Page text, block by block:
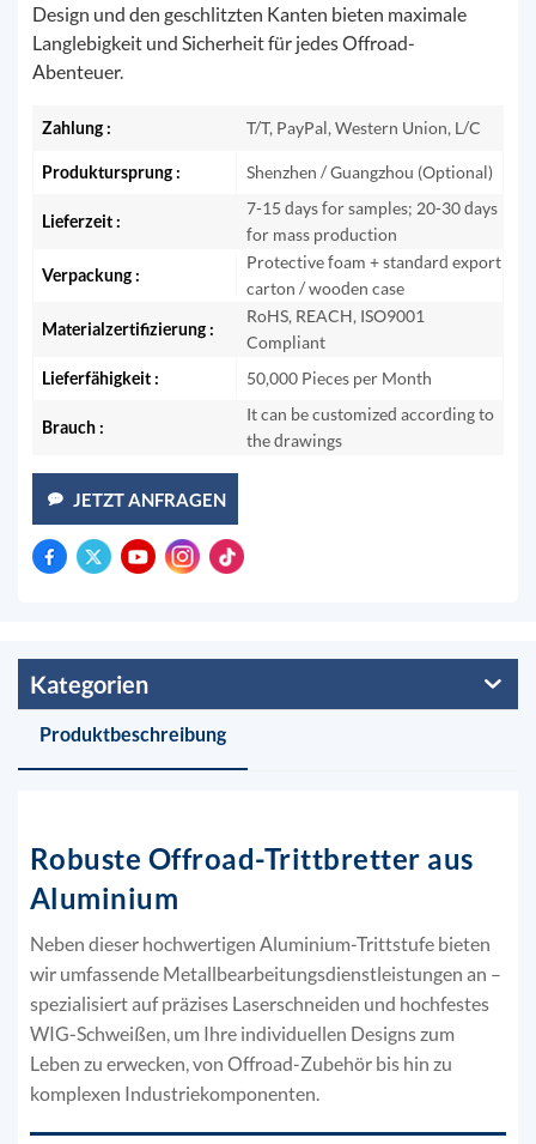
Design und den geschlitzten Kanten bieten maximale
Langlebigkeit und Sicherheit für jedes Offroad-
Abenteuer.
Zahlung : T/T, PayPal, Western Union, L/C
Produktursprung : Shenzhen / Guangzhou (Optional)
Lieferzeit :
7-15 days for samples; 20-30 days
for mass production
Verpackung :
Protective foam + standard export
carton / wooden case
Materialzertifizierung :
RoHS, REACH, ISO9001
Compliant
Lieferfähigkeit :
50,000 Pieces per Month
Brauch :
It can be customized according to
the drawings
JETZT ANFRAGEN
Kategorien
Produktbeschreibung
Robuste Offroad-Trittbretter aus
Aluminium
Neben dieser hochwertigen Aluminium-Trittstufe bieten
wir umfassende Metallbearbeitungsdienstleistungen an –
spezialisiert auf präzises Laserschneiden und hochfestes
WIG-Schweißen, um Ihre individuellen Designs zum
Leben zu erwecken, von Offroad-Zubehör bis hin zu
komplexen Industriekomponenten.